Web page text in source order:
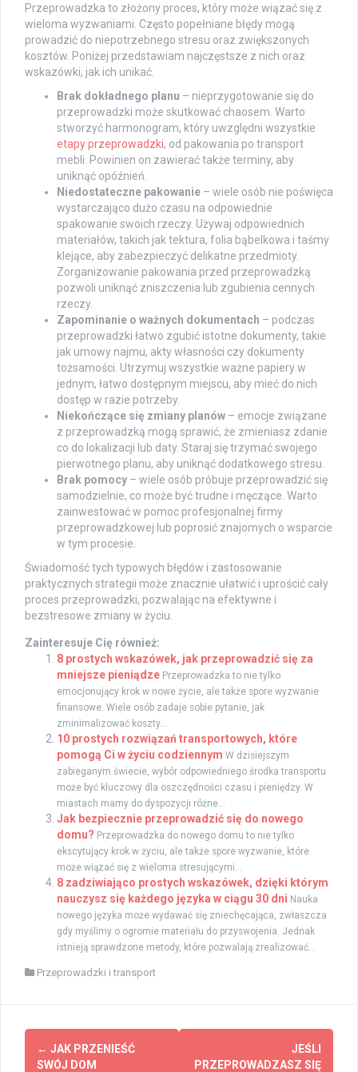
Przeprowadzka to złożony proces, który może wiązać się z
wieloma wyzwaniami. Często popełniane błędy mogą
prowadzić do niepotrzebnego stresu oraz zwiększonych
kosztów. Poniżej przedstawiam najczęstsze z nich oraz
wskazówki, jak ich unikać.
Brak dokładnego planu – nieprzygotowanie się do
przeprowadzki może skutkować chaosem. Warto
stworzyć harmonogram, który uwzględni wszystkie
etapy przeprowadzki, od pakowania po transport
mebli. Powinien on zawierać także terminy, aby
uniknąć opóźnień.
Niedostateczne pakowanie – wiele osób nie poświęca
wystarczająco dużo czasu na odpowiednie
spakowanie swoich rzeczy. Używaj odpowiednich
materiałów, takich jak tektura, folia bąbelkowa i taśmy
klejące, aby zabezpieczyć delikatne przedmioty.
Zorganizowanie pakowania przed przeprowadzką
pozwoli uniknąć zniszczenia lub zgubienia cennych
rzeczy.
Zapominanie o ważnych dokumentach – podczas
przeprowadzki łatwo zgubić istotne dokumenty, takie
jak umowy najmu, akty własności czy dokumenty
tożsamości. Utrzymuj wszystkie ważne papiery w
jednym, łatwo dostępnym miejscu, aby mieć do nich
dostęp w razie potrzeby.
Niekończące się zmiany planów – emocje związane
z przeprowadzką mogą sprawić, że zmieniasz zdanie
co do lokalizacji lub daty. Staraj się trzymać swojego
pierwotnego planu, aby uniknąć dodatkowego stresu.
Brak pomocy – wiele osób próbuje przeprowadzić się
samodzielnie, co może być trudne i męczące. Warto
zainwestować w pomoc profesjonalnej firmy
przeprowadzkowej lub poprosić znajomych o wsparcie
w tym procesie.
Świadomość tych typowych błędów i zastosowanie
praktycznych strategii może znacznie ułatwić i uprościć cały
proces przeprowadzki, pozwalając na efektywne i
bezstresowe zmiany w życiu.
Zainteresuje Cię również:
8 prostych wskazówek, jak przeprowadzić się za
mniejsze pieniądze Przeprowadzka to nie tylko
emocjonujący krok w nowe życie, ale także spore wyzwanie
finansowe. Wiele osób zadaje sobie pytanie, jak
zminimalizować koszty...
10 prostych rozwiązań transportowych, które
pomogą Ci w życiu codziennym W dzisiejszym
zabieganym świecie, wybór odpowiedniego środka transportu
może być kluczowy dla oszczędności czasu i pieniędzy. W
miastach mamy do dyspozycji różne...
Jak bezpiecznie przeprowadzić się do nowego
domu? Przeprowadzka do nowego domu to nie tylko
ekscytujący krok w życiu, ale także spore wyzwanie, które
może wiązać się z wieloma stresującymi...
8 zadziwiająco prostych wskazówek, dzięki którym
nauczysz się każdego języka w ciągu 30 dni Nauka
nowego języka może wydawać się zniechęcająca, zwłaszcza
gdy myślimy o ogromie materiału do przyswojenia. Jednak
istnieją sprawdzone metody, które pozwalają zrealizować...
Przeprowadzki i transport
Post
← JAK PRZENIEŚĆ
SWÓJ DOM
JEŚLI
PRZEPROWADZASZ SIĘ